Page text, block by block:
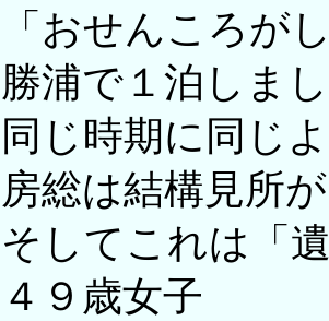
「おせんころが
勝浦で１泊しま
同じ時期に同じ
房総は結構見所
そしてこれは「
４９歳女子